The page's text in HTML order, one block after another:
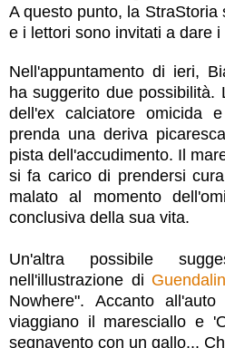
A questo punto, la StraStoria
e i lettori sono invitati a dare
Nell'appuntamento di ieri,
ha suggerito due
dell'ex calciatore omicida
prenda una deriva
pista dell'accudimento. Il
si fa carico di prendersi
malato al momento
conclusiva della sua vita.
Un'altra possibile
nell'illustrazione di
Nowhere". Accanto
viaggiano il maresciallo e
segnavento con un gallo...